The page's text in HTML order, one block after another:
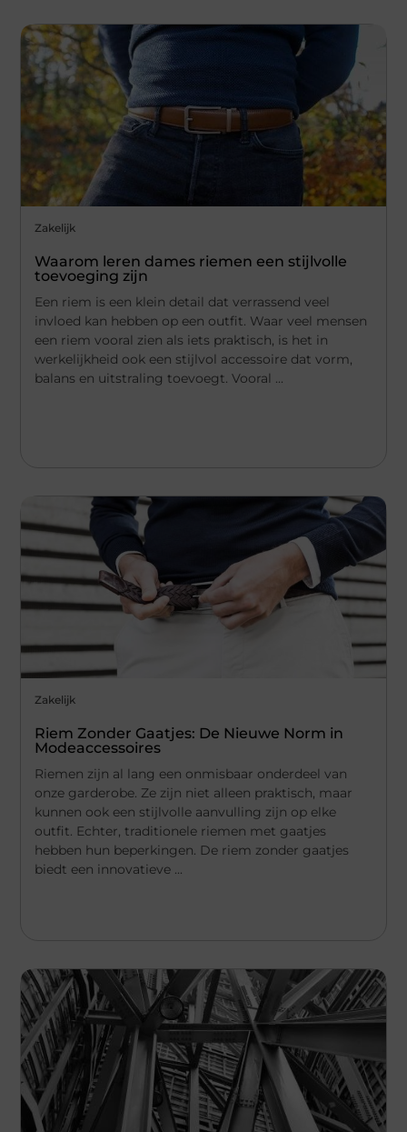
Zakelijk
Waarom leren dames riemen een stijlvolle
toevoeging zijn
Een riem is een klein detail dat verrassend veel
invloed kan hebben op een outfit. Waar veel mensen
een riem vooral zien als iets praktisch, is het in
werkelijkheid ook een stijlvol accessoire dat vorm,
balans en uitstraling toevoegt. Vooral ...
Zakelijk
Riem Zonder Gaatjes: De Nieuwe Norm in
Modeaccessoires
Riemen zijn al lang een onmisbaar onderdeel van
onze garderobe. Ze zijn niet alleen praktisch, maar
kunnen ook een stijlvolle aanvulling zijn op elke
outfit. Echter, traditionele riemen met gaatjes
hebben hun beperkingen. De riem zonder gaatjes
biedt een innovatieve ...